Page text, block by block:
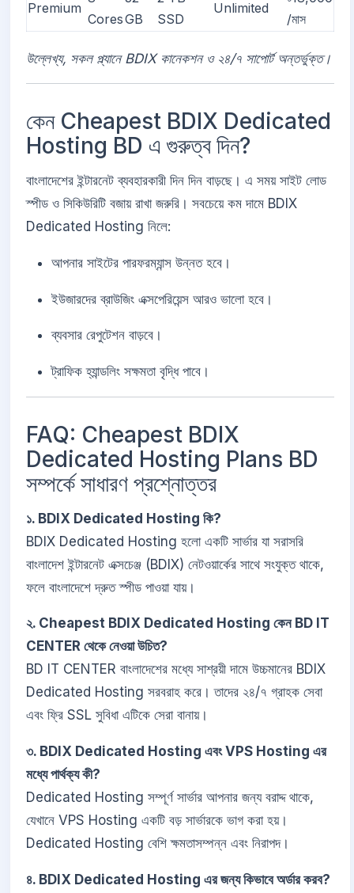
Premium
CoresGB
SSD
Unlimited
/মাস
উল্লেখ্য, সকল প্ল্যানে BDIX কানেকশন ও ২৪/৭ সাপোর্ট অন্তর্ভুক্ত।
কেন Cheapest BDIX Dedicated
Hosting BD এ গুরুত্ব দিন?
বাংলাদেশের ইন্টারনেট ব্যবহারকারী দিন দিন বাড়ছে। এ সময় সাইট লোড
স্পীড ও সিকিউরিটি বজায় রাখা জরুরি। সবচেয়ে কম দামে BDIX
Dedicated Hosting নিলে:
আপনার সাইটের পারফরম্যান্স উন্নত হবে।
ইউজারদের ব্রাউজিং এক্সপেরিয়েন্স আরও ভালো হবে।
ব্যবসার রেপুটেশন বাড়বে।
ট্রাফিক হ্যান্ডলিং সক্ষমতা বৃদ্ধি পাবে।
FAQ: Cheapest BDIX
Dedicated Hosting Plans BD
সম্পর্কে সাধারণ প্রশ্নোত্তর
১. BDIX Dedicated Hosting কি?
BDIX Dedicated Hosting হলো একটি সার্ভার যা সরাসরি
বাংলাদেশ ইন্টারনেট এক্সচেঞ্জ (BDIX) নেটওয়ার্কের সাথে সংযুক্ত থাকে,
ফলে বাংলাদেশে দ্রুত স্পীড পাওয়া যায়।
২. Cheapest BDIX Dedicated Hosting কেন BD IT
CENTER থেকে নেওয়া উচিত?
BD IT CENTER বাংলাদেশের মধ্যে সাশ্রয়ী দামে উচ্চমানের BDIX
Dedicated Hosting সরবরাহ করে। তাদের ২৪/৭ গ্রাহক সেবা
এবং ফ্রি SSL সুবিধা এটিকে সেরা বানায়।
৩. BDIX Dedicated Hosting এবং VPS Hosting এর
মধ্যে পার্থক্য কী?
Dedicated Hosting সম্পূর্ণ সার্ভার আপনার জন্য বরাদ্দ থাকে,
যেখানে VPS Hosting একটি বড় সার্ভারকে ভাগ করা হয়।
Dedicated Hosting বেশি ক্ষমতাসম্পন্ন এবং নিরাপদ।
৪. BDIX Dedicated Hosting এর জন্য কিভাবে অর্ডার করব?